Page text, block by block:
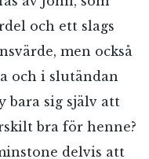
och ett slags
men också
och i slutändan
bara sig själv att
bra för henne?
delvis att